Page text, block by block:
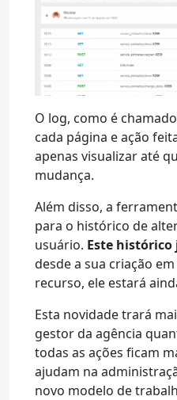
O log, como é
cada página e ação
apenas visualizar até
mudança.
Além disso, a
para o histórico de
usuário. Este histórico
desde a sua criação
recurso, ele estará
Esta novidade trará
gestor da agência
todas as ações ficam
ajudam na
novo modelo de